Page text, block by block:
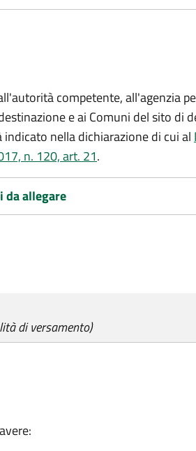
competente, all'agenzia
e ai Comuni del sito di
nella dichiarazione di cui al
n. 120, art. 21.
da allegare
di versamento)